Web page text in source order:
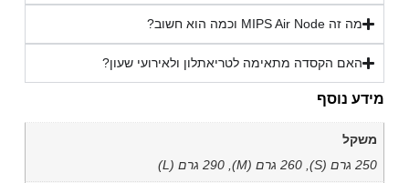
מה זה MIPS Air Node וכמה הוא חשוב?
האם הקסדה מתאימה לטריאתלון ולאירועי שעון?
מידע נוסף
משקל
250 גרם (S), 260 גרם (M), 290 גרם (L)